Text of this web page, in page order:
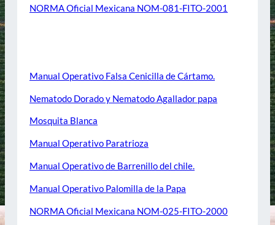
NORMA Oficial Mexicana NOM-081-FITO-2001
Manual Operativo Falsa Cenicilla de Cártamo.
Nematodo Dorado y Nematodo Agallador papa
Mosquita Blanca
Manual Operativo Paratrioza
Manual Operativo de Barrenillo del chile.
Manual Operativo Palomilla de la Papa
NORMA Oficial Mexicana NOM-025-FITO-2000